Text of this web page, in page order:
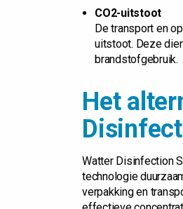
CO2-uitstoot
De transport en
uitstoot. Deze
brandstofgebruik.
Het
Watter Disinfection
technologie
verpakking en